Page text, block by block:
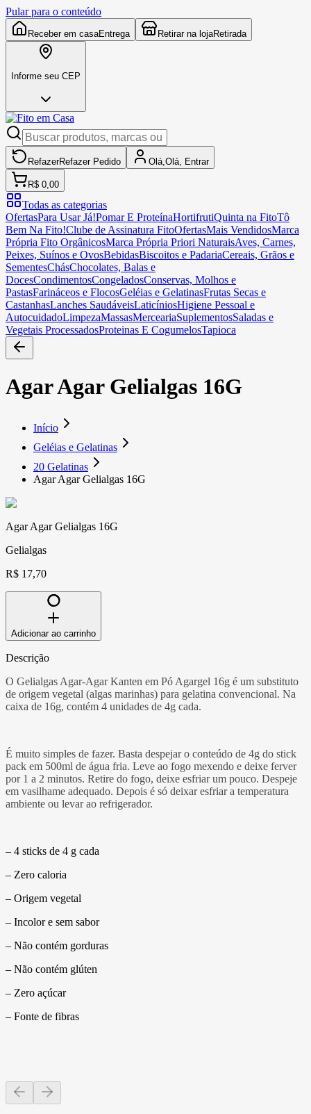
Pular para o conteúdo
Receber em casaEntrega Retirar na lojaRetirada
Informe seu CEP
RefazerRefazer Pedido Olá, Olá, Entrar
R$ 0,00
Todas as categorias
OfertasPara Usar Já!Pomar E ProteínaHortifrutiQuinta na FitoTô
Bem Na Fito!Clube de Assinatura FitoOfertasMais VendidosMarca
Própria Fito OrgânicosMarca Própria Priori NaturaisAves, Carnes,
Peixes, Suínos e OvosBebidasBiscoitos e PadariaCereais, Grãos e
SementesChásChocolates, Balas e
DocesCondimentosCongeladosConservas, Molhos e
PastasFarináceos e FlocosGeléias e GelatinasFrutas Secas e
CastanhasLanches SaudáveisLaticíniosHigiene Pessoal e
AutocuidadoLimpezaMassasMerceariaSuplementosSaladas e
Vegetais ProcessadosProteinas E CogumelosTapioca
Agar Agar Gelialgas 16G
Início
Geléias e Gelatinas
20 Gelatinas
Agar Agar Gelialgas 16G
Agar Agar Gelialgas 16G
Gelialgas
R$ 17,70
Adicionar ao carrinho
Descrição
O Gelialgas Agar-Agar Kanten em Pó Agargel 16g é um substituto
de origem vegetal (algas marinhas) para gelatina convencional. Na
caixa de 16g, contém 4 unidades de 4g cada.
É muito simples de fazer. Basta despejar o conteúdo de 4g do stick
pack em 500ml de água fria. Leve ao fogo mexendo e deixe ferver
por 1 a 2 minutos. Retire do fogo, deixe esfriar um pouco. Despeje
em vasilhame adequado. Depois é só deixar esfriar a temperatura
ambiente ou levar ao refrigerador.
– 4 sticks de 4 g cada
– Zero caloria
– Origem vegetal
– Incolor e sem sabor
– Não contém gorduras
– Não contém glúten
– Zero açúcar
– Fonte de fibras